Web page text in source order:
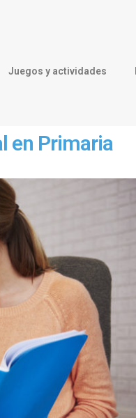
Juegos y actividades
en Primaria